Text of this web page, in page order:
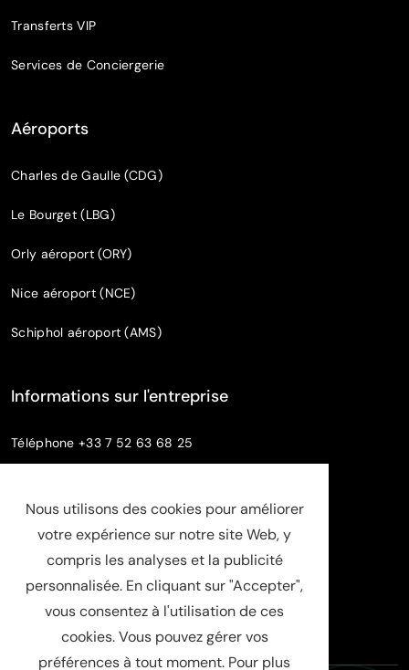
Transferts VIP
Services de Conciergerie
Aéroports
Charles de Gaulle (CDG)
Le Bourget (LBG)
Orly aéroport (ORY)
Nice aéroport (NCE)
Schiphol aéroport (AMS)
Informations sur l'entreprise
Téléphone +33 7 52 63 68 25
Nom de société: Chauffeur Pro paris
Statut juridique: SASU
SIRET : 94808598000019
RCS : Evry B 948 085 980